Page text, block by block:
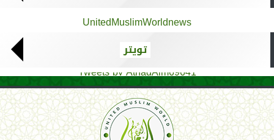
UnitedMuslimWorldnews
تويتر
Tweets by AthadAlm69641